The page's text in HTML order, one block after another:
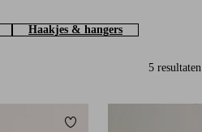
Haakjes & hangers
5 resultaten
Toevoegen aan favorieten